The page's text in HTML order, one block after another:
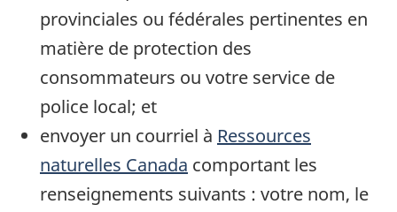
provinciales ou fédérales pertinentes en
matière de protection des
consommateurs ou votre service de
police local; et
envoyer un courriel à Ressources
naturelles Canada comportant les
renseignements suivants : votre nom, le